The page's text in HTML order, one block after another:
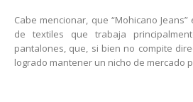
Cabe mencionar, que “Mohicano
de textiles que trabaja
pantalones, que, si bien no compite
logrado mantener un nicho de mercado